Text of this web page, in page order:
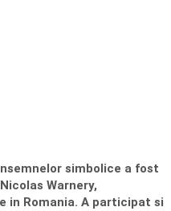
simbolice a fost
Warnery,
in Romania. A participat si